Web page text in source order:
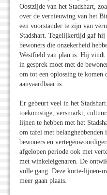
Oostzijde van het Stadshart,
over de vernieuwing van het
een voorstander te zijn van
Stadshart. Tegelijkertijd gaf hij
bewoners die onzekerheid
Westfield van plan is. Hij
in gesprek moet met de
om tot een oplossing te komen
aanvaardbaar is.
Er gebeurt veel in het
toekomstige, versmarkt,
lijnen te hebben met het
om tafel met belanghebbenden
bewoners en
afgelopen periode ook met
met winkeleigenaren. De
volle gang. Deze korte-lijnen-
meer gaan plaats.